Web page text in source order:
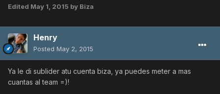
Edited May 1, 2015 by Biza
Henry
Posted May 2, 2015
Ya le di sublider atu cuenta biza, ya puedes meter a mas
cuantas al team =)!